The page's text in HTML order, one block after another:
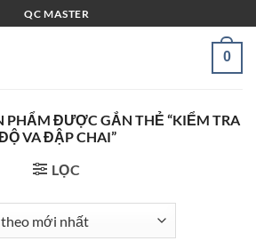
QC MASTER
0
PHẨM ĐƯỢC GẮN THẺ “KIỂM TRA
VA ĐẬP CHAI”
LỌC